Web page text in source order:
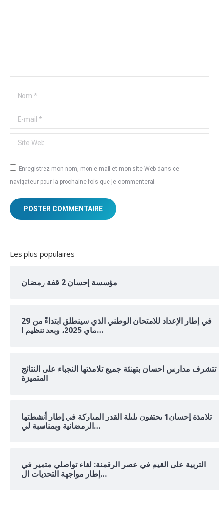
Nom *
E-mail *
Site Web
Enregistrez mon nom, mon e-mail et mon site Web dans ce
navigateur pour la prochaine fois que je commenterai.
POSTER COMMENTAIRE
Les plus populaires
مؤسسة إحسان 2 قفة رمضان
في إطار الإعداد للامتحان الوطني الذي سينطلق ابتداءً من 29
ماي 2025، وبعد تنظيم ا…
تتشرف مدارس احسان بتهنئة جميع تلامذتها النجباء على النتائج
المتميزة
تلامذة إحسان1 يحتفون بليلة القدر المباركة في إطار أنشطتها
الرمضانية وبمناسبة لي…
التربية على القيم في عصر الرقمنة: لقاء تواصلي متميز في
إطار مواجهة التحديات ال…